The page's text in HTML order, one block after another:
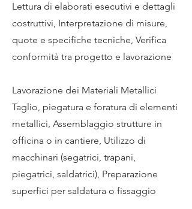
Lettura di elaborati esecutivi e dettagli
costruttivi, Interpretazione di misure,
quote e specifiche tecniche, Verifica
conformità tra progetto e lavorazione
Lavorazione dei Materiali Metallici
Taglio, piegatura e foratura di elementi
metallici, Assemblaggio strutture in
officina o in cantiere, Utilizzo di
macchinari (segatrici, trapani,
piegatrici, saldatrici), Preparazione
superfici per saldatura o fissaggio